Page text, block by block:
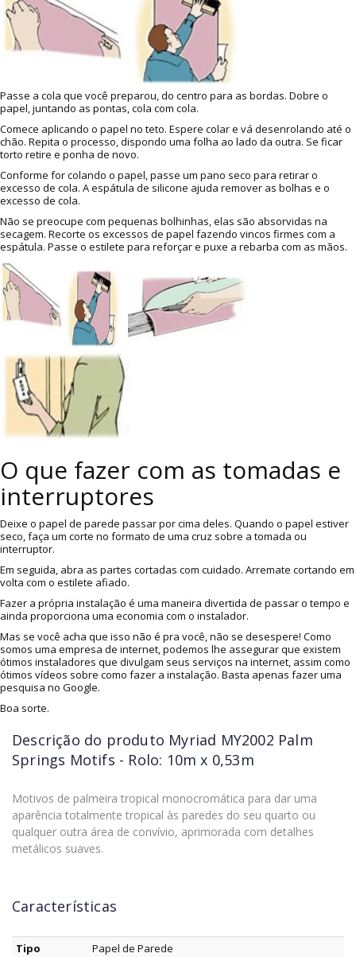
Passe a cola que você preparou, do centro para as bordas. Dobre o
papel, juntando as pontas, cola com cola.
Comece aplicando o papel no teto. Espere colar e vá desenrolando até o
chão. Repita o processo, dispondo uma folha ao lado da outra. Se ficar
torto retire e ponha de novo.
Conforme for colando o papel, passe um pano seco para retirar o
excesso de cola. A espátula de silicone ajuda remover as bolhas e o
excesso de cola.
Não se preocupe com pequenas bolhinhas, elas são absorvidas na
secagem. Recorte os excessos de papel fazendo vincos firmes com a
espátula. Passe o estilete para reforçar e puxe a rebarba com as mãos.
O que fazer com as tomadas e
interruptores
Deixe o papel de parede passar por cima deles. Quando o papel estiver
seco, faça um corte no formato de uma cruz sobre a tomada ou
interruptor.
Em seguida, abra as partes cortadas com cuidado. Arremate cortando em
volta com o estilete afiado.
Fazer a própria instalação é uma maneira divertida de passar o tempo e
ainda proporciona uma economia com o instalador.
Mas se você acha que isso não é pra você, não se desespere! Como
somos uma empresa de internet, podemos lhe assegurar que existem
ótimos instaladores que divulgam seus serviços na internet, assim como
ótimos vídeos sobre como fazer a instalação. Basta apenas fazer uma
pesquisa no Google.
Boa sorte.
Descrição do produto Myriad MY2002 Palm
Springs Motifs - Rolo: 10m x 0,53m
Motivos de palmeira tropical monocromática para dar uma
aparência totalmente tropical às paredes do seu quarto ou
qualquer outra área de convívio, aprimorada com detalhes
metálicos suaves.
Características
Tipo
Papel de Parede